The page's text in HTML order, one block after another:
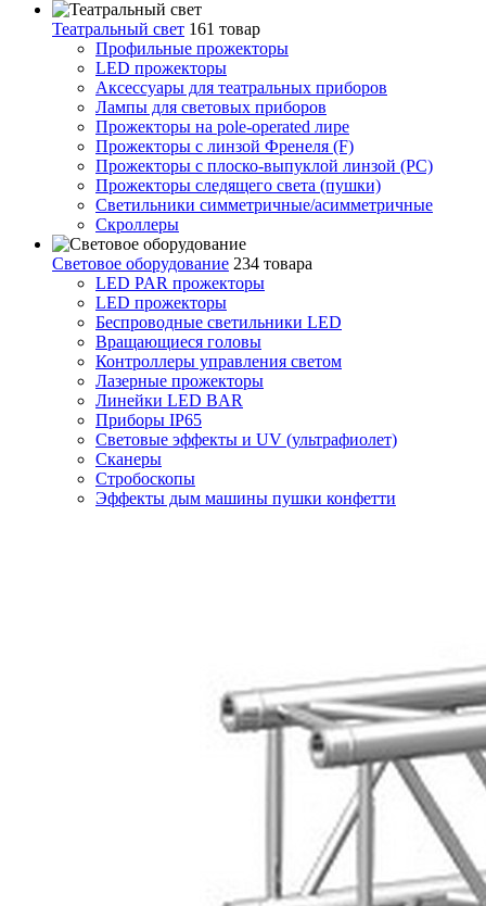
Театральный свет 161 товар
Профильные прожекторы
LED прожекторы
Аксессуары для театральных приборов
Лампы для световых приборов
Прожекторы на pole-operated лире
Прожекторы с линзой Френеля (F)
Прожекторы с плоско-выпуклой линзой (PC)
Прожекторы следящего света (пушки)
Светильники симметричные/асимметричные
Скроллеры
Световое оборудование 234 товара
LED PAR прожекторы
LED прожекторы
Беспроводные светильники LED
Вращающиеся головы
Контроллеры управления светом
Лазерные прожекторы
Линейки LED BAR
Приборы IP65
Световые эффекты и UV (ультрафиолет)
Сканеры
Стробоскопы
Эффекты дым машины пушки конфетти